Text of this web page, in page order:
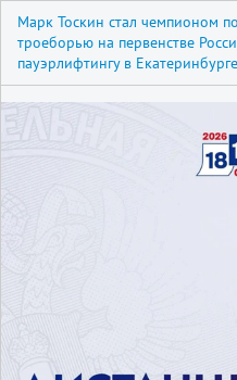
Марк Тоскин стал чемпионом по
троеборью на первенстве
пауэрлифтингу в Екатеринбурге